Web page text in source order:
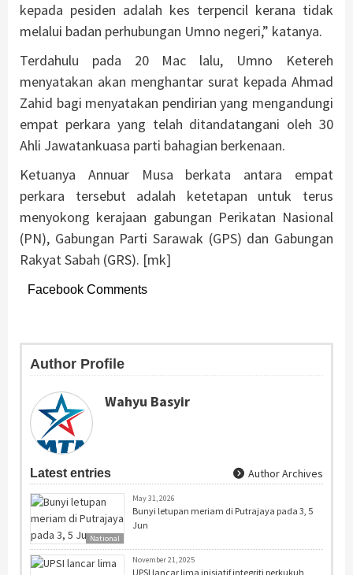
kepada pesiden adalah kes terpencil kerana tidak
melalui badan perhubungan Umno negeri,” katanya.
Terdahulu pada 20 Mac lalu, Umno Ketereh
menyatakan akan menghantar surat kepada Ahmad
Zahid bagi menyatakan pendirian yang mengandungi
empat perkara yang telah ditandatangani oleh 30
Ahli Jawatankuasa parti bahagian berkenaan.
Ketuanya Annuar Musa berkata antara empat
perkara tersebut adalah ketetapan untuk terus
menyokong kerajaan gabungan Perikatan Nasional
(PN), Gabungan Parti Sarawak (GPS) dan Gabungan
Rakyat Sabah (GRS). [mk]
Facebook Comments
Author Profile
Wahyu Basyir
Latest entries Author Archives
National
May 31, 2026
Bunyi letupan meriam di Putrajaya pada 3, 5
Jun
November 21, 2025
UPSI lancar lima inisiatif integriti perkukuh